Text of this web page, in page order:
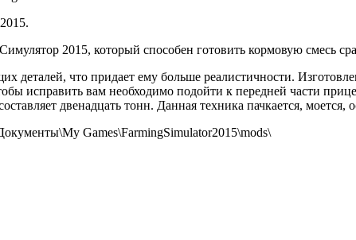
2015, который способен готовить кормовую смесь
деталей, что придает ему больше реалистичности.
исправить вам необходимо подойти к передней части
двенадцать тонн. Данная техника пачкается,
Games\FarmingSimulator2015\mods\